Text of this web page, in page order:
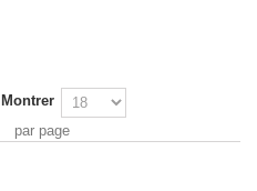
Montrer
par page